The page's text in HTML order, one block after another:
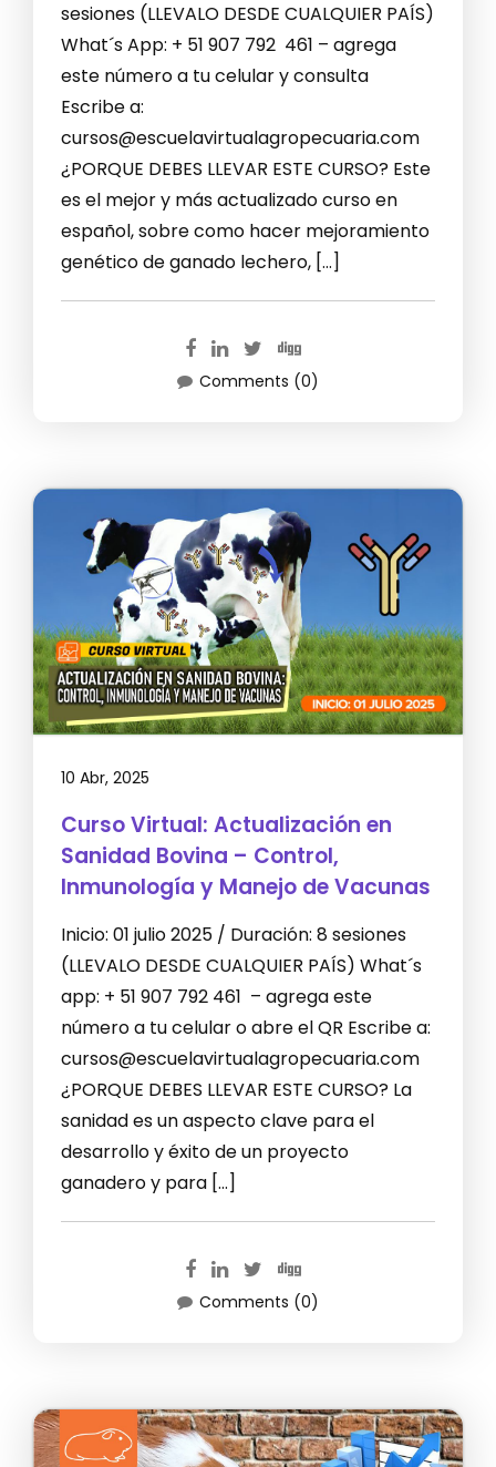
sesiones (LLEVALO DESDE CUALQUIER PAÍS)
What´s App: + 51 907 792 461 – agrega
este número a tu celular y consulta
Escribe a:
cursos@escuelavirtualagropecuaria.com
¿PORQUE DEBES LLEVAR ESTE CURSO? Este
es el mejor y más actualizado curso en
español, sobre como hacer mejoramiento
genético de ganado lechero, […]
Comments (0)
10 Abr, 2025
Curso Virtual: Actualización en
Sanidad Bovina – Control,
Inmunología y Manejo de Vacunas
Inicio: 01 julio 2025 / Duración: 8 sesiones
(LLEVALO DESDE CUALQUIER PAÍS) What´s
app: + 51 907 792 461 – agrega este
número a tu celular o abre el QR Escribe a:
cursos@escuelavirtualagropecuaria.com
¿PORQUE DEBES LLEVAR ESTE CURSO? La
sanidad es un aspecto clave para el
desarrollo y éxito de un proyecto
ganadero y para […]
Comments (0)